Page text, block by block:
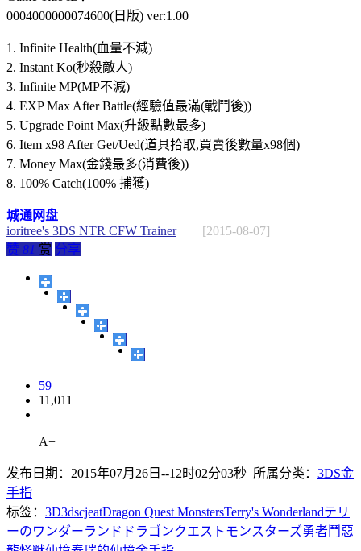
0004000000074600(日版) ver:1.00
1. Infinite Health(血量不減)
2. Instant Ko(秒殺敵人)
3. Infinite MP(MP不減)
4. EXP Max After Battle(經驗值最滿(戰鬥後))
5. Upgrade Point Max(升級點數最多)
6. Item x98 After Get/Ued(道具拾取,買賣後數量x98個)
7. Money Max(金錢最多(消費後))
8. 100% Catch(100% 捕獲)
城通网盘
ioritree's 3DS NTR CFW Trainer
[2015-08-07]
赞 81 赏 分享
59
11,011
A+
发布日期：2015年07月26日--12时02分03秒 所属分类： 3DS金
手指
标签： 3D3dscjeatDragon Quest MonstersTerry's Wonderlandテリ
ーのワンダーランド ドラゴンクエストモンスターズ勇者鬥惡